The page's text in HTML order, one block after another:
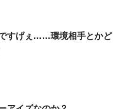
すげぇ……環境相手とかど